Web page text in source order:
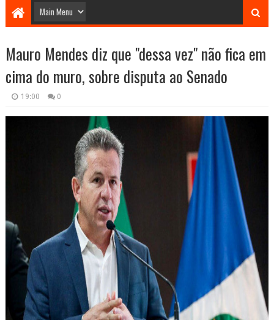
Mauro Mendes diz que "dessa vez" não fica em
cima do muro, sobre disputa ao Senado
19:00 0